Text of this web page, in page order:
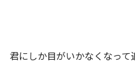
君にしか目がいかなくなって